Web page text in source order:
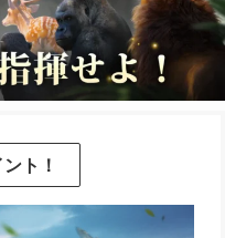
ト！